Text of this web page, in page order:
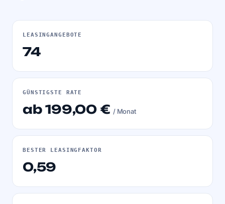
LEASINGANGEBOTE
74
GÜNSTIGSTE RATE
ab 199,00 €/ Monat
BESTER LEASINGFAKTOR
0,59